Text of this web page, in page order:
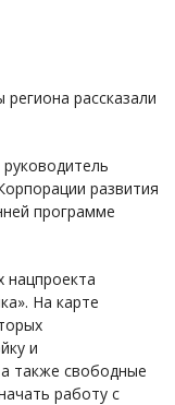
развития
программе
На карте
и
также свободные
работу с